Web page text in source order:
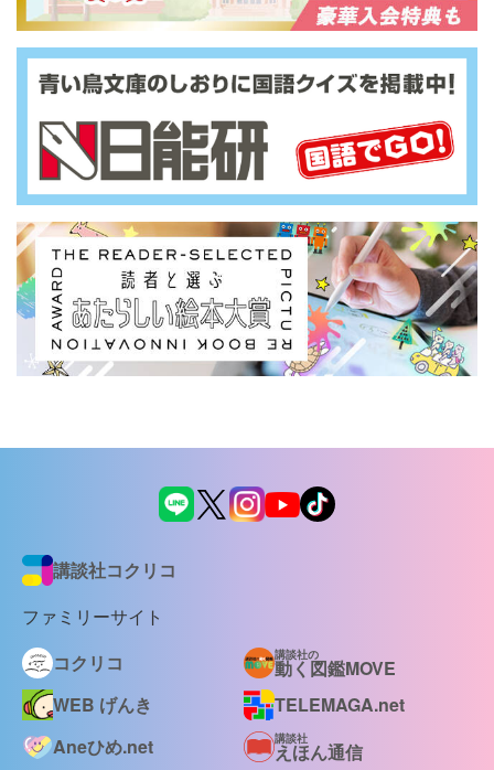
講談社コクリコ
ファミリーサイト
コクリコ
講談社の
動く図鑑MOVE
WEB げんき
TELEMAGA.net
Aneひめ.net
講談社
えほん通信